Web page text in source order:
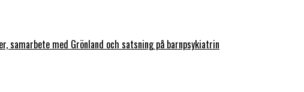
samarbete med Grönland och satsning på barnpsykiatrin